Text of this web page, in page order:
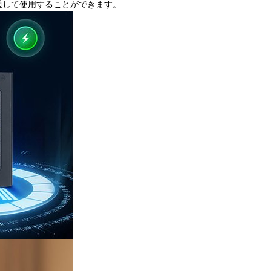
て使用することができます。